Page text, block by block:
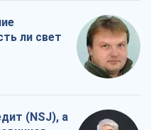
ли свет
(NSJ), а